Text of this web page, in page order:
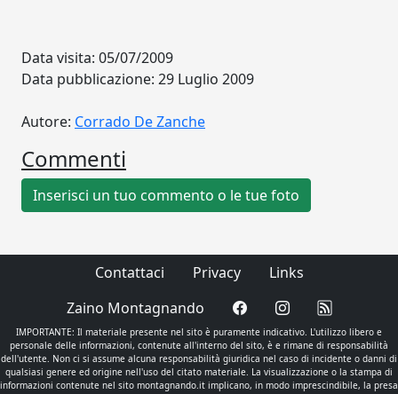
Data visita: 05/07/2009
Data pubblicazione: 29 Luglio 2009
Autore: Corrado De Zanche
Commenti
Inserisci un tuo commento o le tue foto
Contattaci Privacy
Links
Zaino Montagnando
IMPORTANTE: Il materiale presente nel sito è puramente indicativo. L'utilizzo libero e
personale delle informazioni, contenute all'interno del sito, è e rimane di responsabilità
dell'utente. Non ci si assume alcuna responsabilità giuridica nel caso di incidente o danni di
qualsiasi genere ed origine nell'uso del citato materiale. La visualizzazione o la stampa di
informazioni contenute nel sito montagnando.it implicano, in modo imprescindibile, la presa